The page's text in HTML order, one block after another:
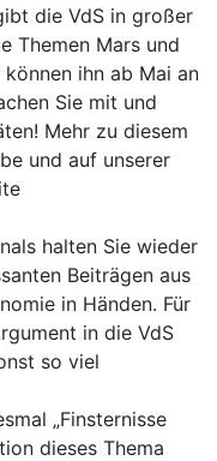
die VdS in großer
Themen Mars und
ihn ab Mai an
Sie mit und
Mehr zu diesem
und auf unserer
halten Sie wieder
Beiträgen aus
in Händen. Für
in die VdS
so viel
„Finsternisse
dieses Thema